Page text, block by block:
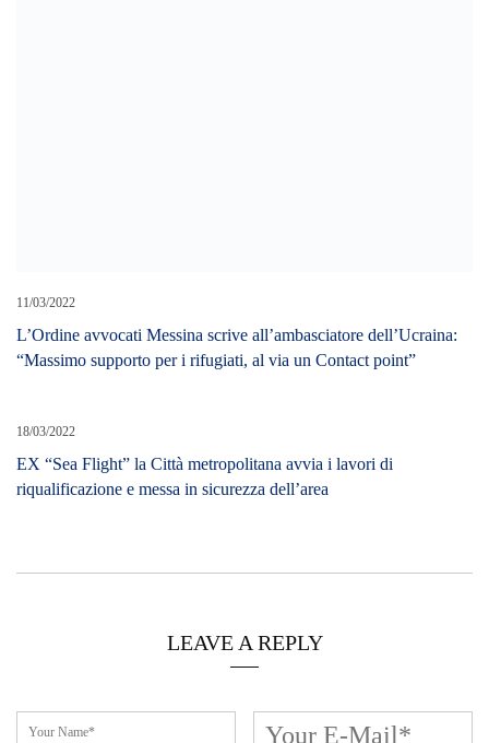
11/03/2022
L’Ordine avvocati Messina scrive all’ambasciatore dell’Ucraina:
“Massimo supporto per i rifugiati, al via un Contact point”
18/03/2022
EX “Sea Flight” la Città metropolitana avvia i lavori di
riqualificazione e messa in sicurezza dell’area
LEAVE A REPLY